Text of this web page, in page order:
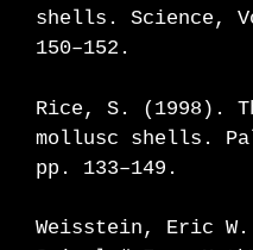
shells. Science,
150–152.
Rice, S. (1998).
mollusc shells.
pp. 133–149.
Weisstein, Eric